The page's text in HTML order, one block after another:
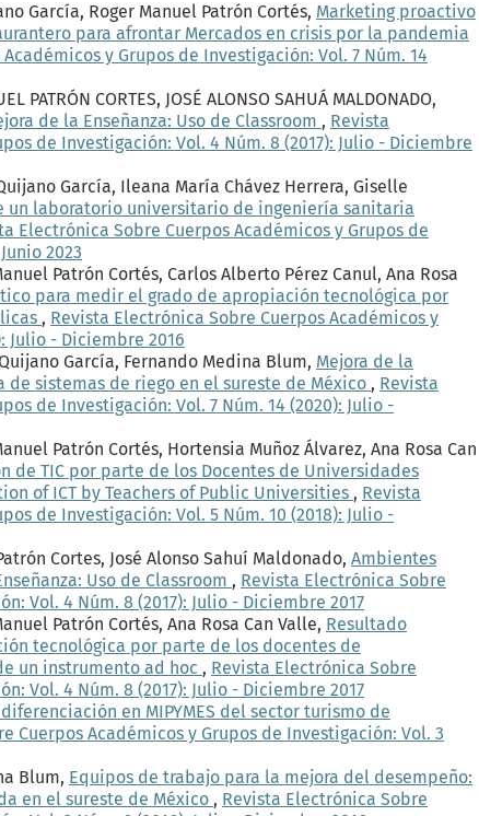
García, Roger Manuel Patrón Cortés, Marketing proactivo
para afrontar Mercados en crisis por la pandemia
y Grupos de Investigación: Vol. 7 Núm. 14
PATRÓN CORTES, JOSÉ ALONSO SAHUÁ MALDONADO,
de la Enseñanza: Uso de Classroom , Revista
de Investigación: Vol. 4 Núm. 8 (2017): Julio - Diciembre
García, Ileana María Chávez Herrera, Giselle
un laboratorio universitario de ingeniería sanitaria
Electrónica Sobre Cuerpos Académicos y Grupos de
2023
Patrón Cortés, Carlos Alberto Pérez Canul, Ana Rosa
para medir el grado de apropiación tecnológica por
, Revista Electrónica Sobre Cuerpos Académicos y
Julio - Diciembre 2016
García, Fernando Medina Blum, Mejora de la
sistemas de riego en el sureste de México , Revista
de Investigación: Vol. 7 Núm. 14 (2020): Julio -
Patrón Cortés, Hortensia Muñoz Álvarez, Ana Rosa Can
de TIC por parte de los Docentes de Universidades
of ICT by Teachers of Public Universities , Revista
de Investigación: Vol. 5 Núm. 10 (2018): Julio -
Cortes, José Alonso Sahuí Maldonado, Ambientes
Uso de Classroom , Revista Electrónica Sobre
Vol. 4 Núm. 8 (2017): Julio - Diciembre 2017
Patrón Cortés, Ana Rosa Can Valle, Resultado
tecnológica por parte de los docentes de
un instrumento ad hoc , Revista Electrónica Sobre
Vol. 4 Núm. 8 (2017): Julio - Diciembre 2017
en MIPYMES del sector turismo de
Cuerpos Académicos y Grupos de Investigación: Vol. 3
Blum, Equipos de trabajo para la mejora del desempeño:
en el sureste de México , Revista Electrónica Sobre